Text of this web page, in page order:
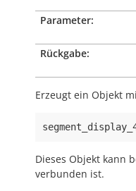
Parameter:
Rückgabe:
Erzeugt ein Objekt
Dieses Objekt kann
verbunden ist.